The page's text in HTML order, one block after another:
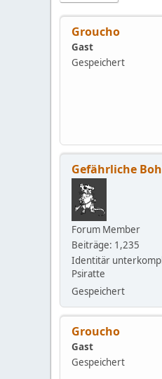
Groucho
Gast
Gespeichert
Gefährliche
Forum Member
Beiträge: 1,235
Identitär
Psiratte
Gespeichert
Groucho
Gast
Gespeichert